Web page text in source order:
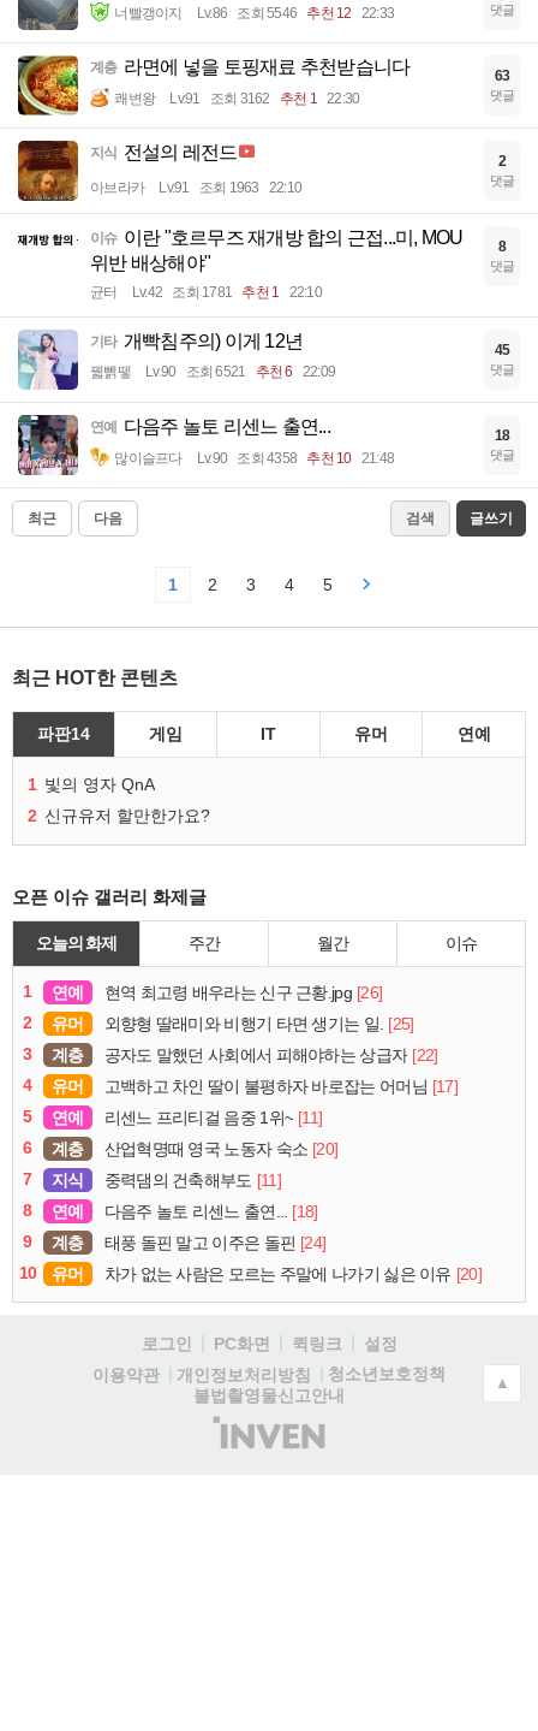
너빨갱이지 Lv.86 조회 5546 추천 12 22:33 댓글
계층 라면에 넣을 토핑재료 추천받습니다
쾌변왕 Lv.91 조회 3162 추천 1 22:30
63
댓글
지식 전설의 레전드
아브라카 Lv.91 조회 1963 22:10
2
댓글
이슈 이란 "호르무즈 재개방 합의 근접...미, MOU
위반 배상해야"
균터 Lv.42 조회 1781 추천 1 22:10
8
댓글
기타 개빡침주의) 이게 12년
꿻뻵뗗 Lv.90 조회 6521 추천 6 22:09
45
댓글
연예 다음주 놀토 리센느 출연...
많이슬프다 Lv.90 조회 4358 추천 10 21:48
18
댓글
최근 다음 검색 글쓰기
1 2 3 4 5
최근 HOT한 콘텐츠
파판14 게임 IT 유머 연예
1 빛의 영자 QnA
2 신규유저 할만한가요?
오픈 이슈 갤러리 화제글
오늘의 화제 주간 월간 이슈
1 연예 현역 최고령 배우라는 신구 근황.jpg [26]
2
유머 외향형 딸래미와 비행기 타면 생기는 일. [25]
3
계층 공자도 말했던 사회에서 피해야하는 상급자 [22]
4
유머 고백하고 차인 딸이 불평하자 바로잡는 어머님 [17]
5
연예 리센느 프리티걸 음중 1위~ [11]
6
계층 산업혁명때 영국 노동자 숙소 [20]
7
지식 중력댐의 건축해부도 [11]
8
연예 다음주 놀토 리센느 출연...
[18]
9
계층 태풍 돌핀 말고 이주은 돌핀 [24]
10
유머 차가 없는 사람은 모르는 주말에 나가기 싫은 이유 [20]
로그인 PC화면 퀵링크
설정
이용약관
개인정보처리방침
청소년보호정책
불법촬영물신고안내
(주)
인
▲